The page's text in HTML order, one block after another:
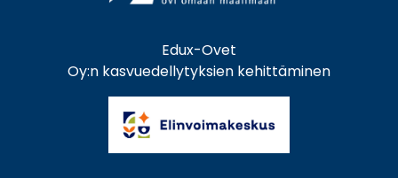
Edux-Ovet
Oy:n kasvuedellytyksien kehittäminen